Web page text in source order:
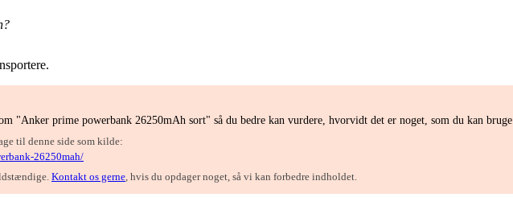
"Anker prime powerbank 26250mAh sort" så du bedre kan vurdere, hvorvidt det er noget, som du kan bruge.
til denne side som kilde:
26250mah/
Kontakt os gerne , hvis du opdager noget, så vi kan forbedre indholdet.